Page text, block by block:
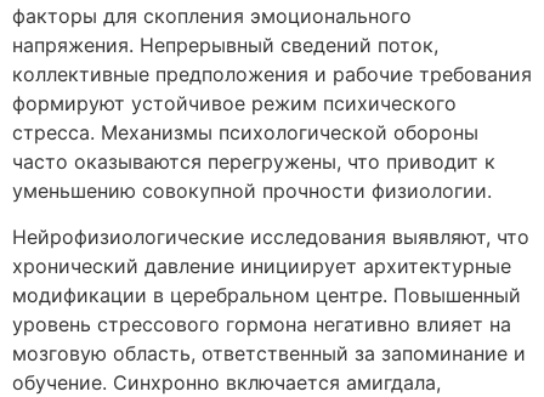
факторы для скопления эмоционального
напряжения. Непрерывный сведений поток,
коллективные предположения и рабочие требования
формируют устойчивое режим психического
стресса. Механизмы психологической обороны
часто оказываются перегружены, что приводит к
уменьшению совокупной прочности физиологии.
Нейрофизиологические исследования выявляют, что
хронический давление инициирует архитектурные
модификации в церебральном центре. Повышенный
уровень стрессового гормона негативно влияет на
мозговую область, ответственный за запоминание и
обучение. Синхронно включается амигдала,